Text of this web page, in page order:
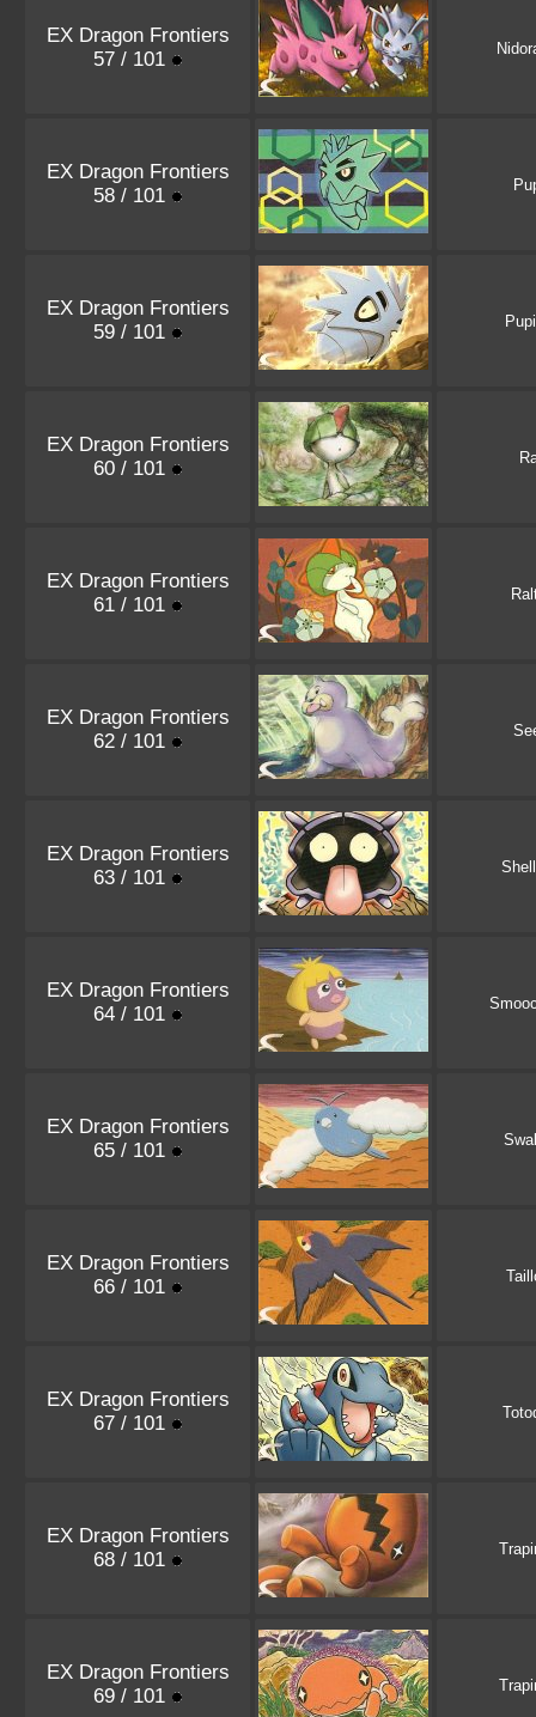
EX Dragon Frontiers
57 / 101
EX Dragon Frontiers
58 / 101
EX Dragon Frontiers
59 / 101
EX Dragon Frontiers
60 / 101
EX Dragon Frontiers
61 / 101
EX Dragon Frontiers
62 / 101
EX Dragon Frontiers
63 / 101
EX Dragon Frontiers
64 / 101
EX Dragon Frontiers
65 / 101
EX Dragon Frontiers
66 / 101
EX Dragon Frontiers
67 / 101
EX Dragon Frontiers
68 / 101
EX Dragon Frontiers
69 / 101